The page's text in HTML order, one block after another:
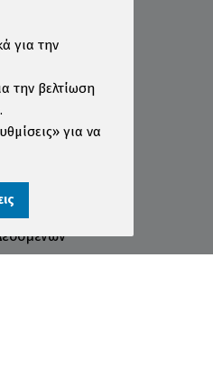
για την
την βελτίωση
για να